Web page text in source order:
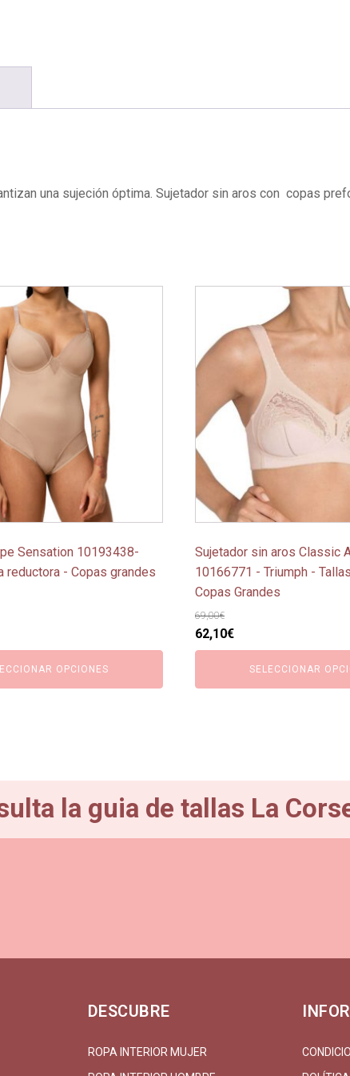
una sujeción óptima. Sujetador sin aros con copas
Sensation 10193438-
reductora - Copas grandes
OPCIONES
Sujetador sin aros Classic
10166771 - Triumph -
Copas Grandes
69,00€
El
precio
era:
62,10€El
precio
actual
es:
SELECCIONAR
tiene
múltiples
opciones
se
pueden
elegir
en
de
producto
la guia de tallas La
DESCUBRE
ROPA INTERIOR MUJER